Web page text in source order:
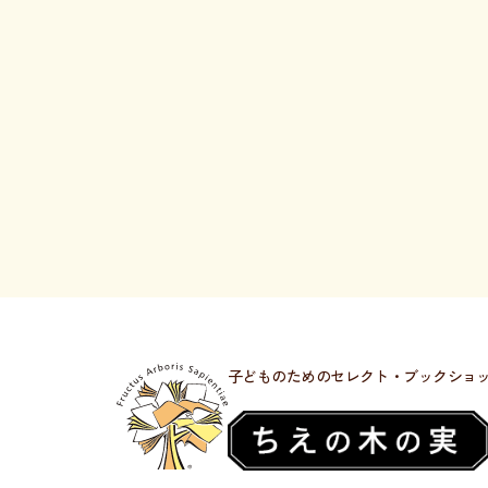
子どものためのセレクト・ブックショ